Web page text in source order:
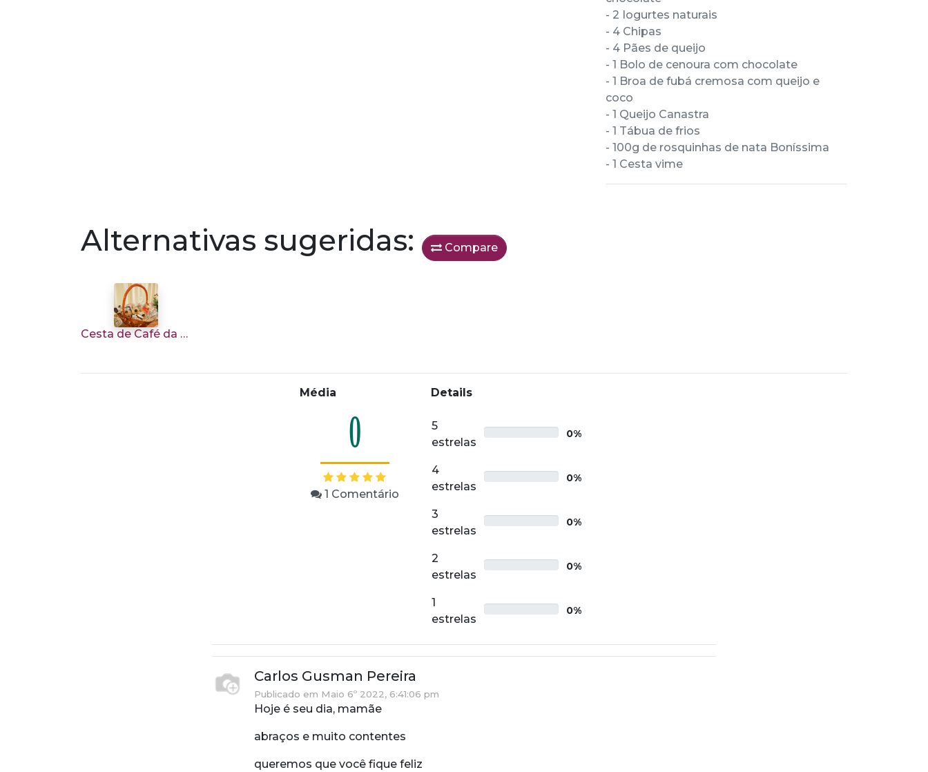
- 2 Iogurtes naturais
- 4 Chipas
- 4 Pães de queijo
- 1 Bolo de cenoura com chocolate
- 1 Broa de fubá cremosa com queijo e
coco
- 1 Queijo Canastra
- 1 Tábua de frios
- 100g de rosquinhas de nata Boníssima
- 1 Cesta vime
Alternativas sugeridas: Compare
Cesta de Café da Manhã P/ 1 Pessoa
Média
0
1 Comentário
Details
5
estrelas
0%
4
estrelas
0%
3
estrelas
0%
2
estrelas
0%
1
estrelas
0%
Carlos Gusman Pereira
Publicado em Maio 6º 2022, 6:41:06 pm
Hoje é seu dia, mamãe
abraços e muito contentes
queremos que você fique feliz